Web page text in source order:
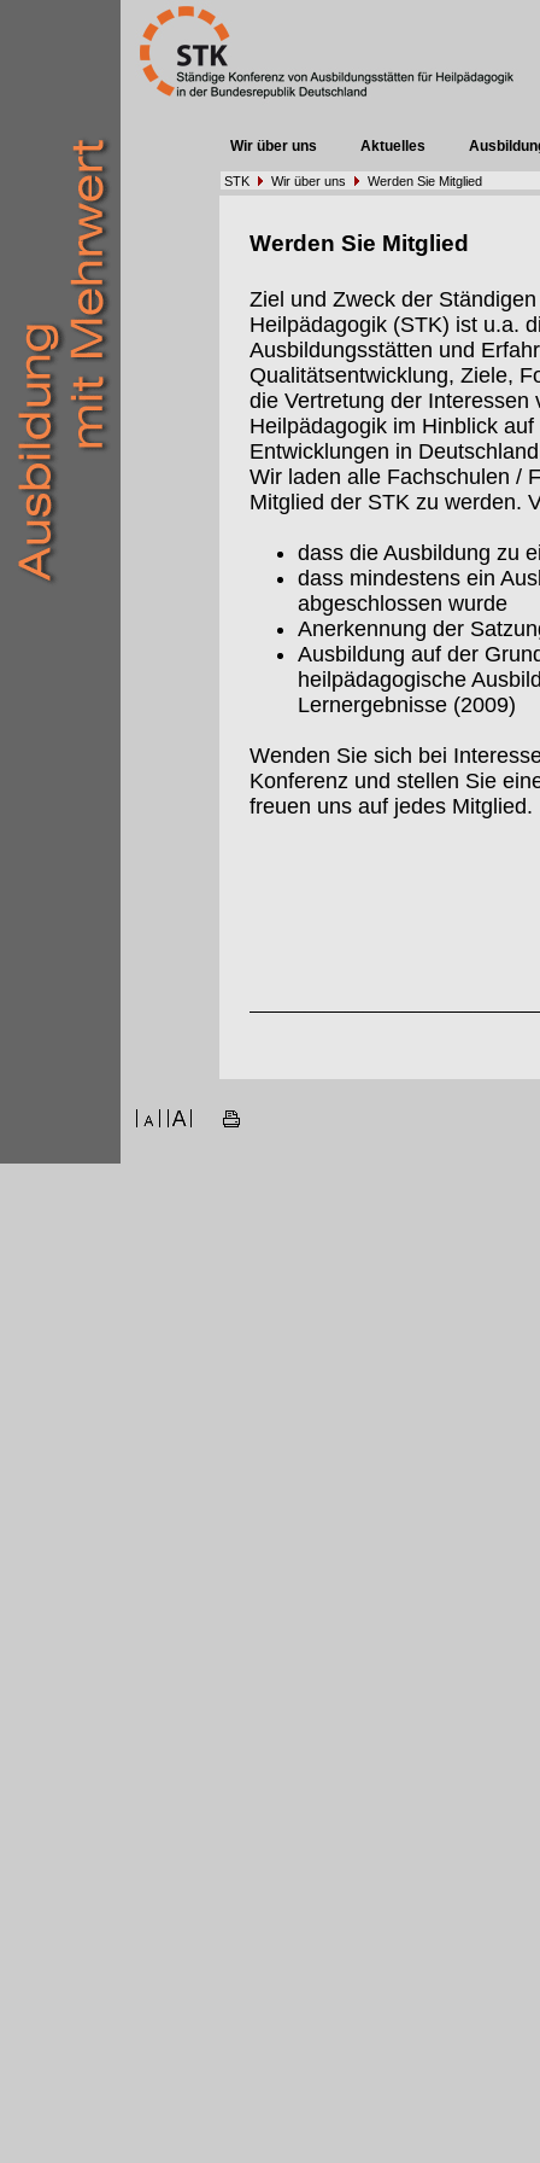
Wir über uns Aktuelles
STK Wir über uns Werden Sie Mitglied
Werden Sie Mitglied
Ziel und Zweck der
Heilpädagogik (STK) ist u.a.
Ausbildungsstätten und
Qualitätsentwicklung, Ziele,
die Vertretung der Interessen
Heilpädagogik im Hinblick
Entwicklungen in
Wir laden alle Fachschulen /
Mitglied der STK zu werden.
dass die Ausbildung zu
dass mindestens ein
abgeschlossen wurde
Anerkennung der
Ausbildung auf der
heilpädagogische
Lernergebnisse (2009)
Wenden Sie sich bei
Konferenz und stellen Sie
freuen uns auf jedes Mitglied.